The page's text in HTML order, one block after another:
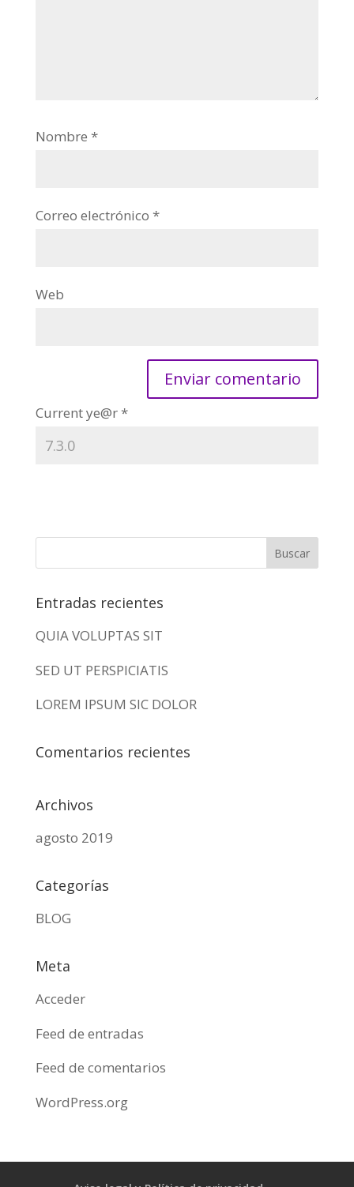
Nombre *
Correo electrónico *
Web
Current ye@r *
Entradas recientes
QUIA VOLUPTAS SIT
SED UT PERSPICIATIS
LOREM IPSUM SIC DOLOR
Comentarios recientes
Archivos
agosto 2019
Categorías
BLOG
Meta
Acceder
Feed de entradas
Feed de comentarios
WordPress.org